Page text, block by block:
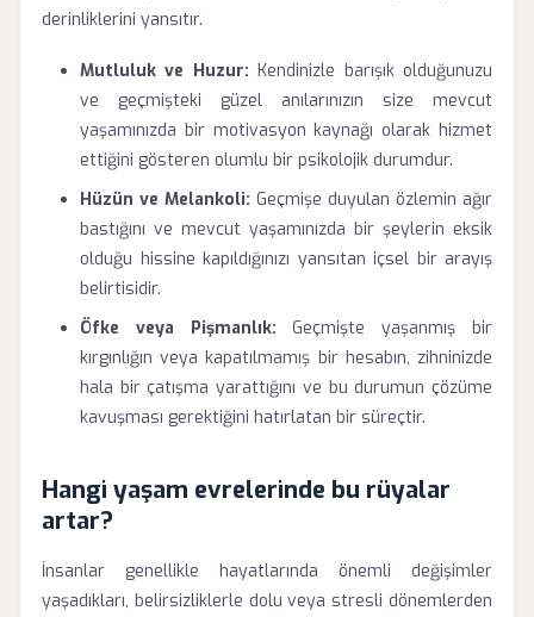
derinliklerini yansıtır.
Mutluluk ve Huzur: Kendinizle barışık olduğunuzu
ve geçmişteki güzel anılarınızın size mevcut
yaşamınızda bir motivasyon kaynağı olarak hizmet
ettiğini gösteren olumlu bir psikolojik durumdur.
Hüzün ve Melankoli: Geçmişe duyulan özlemin ağır
bastığını ve mevcut yaşamınızda bir şeylerin eksik
olduğu hissine kapıldığınızı yansıtan içsel bir arayış
belirtisidir.
Öfke veya Pişmanlık: Geçmişte yaşanmış bir
kırgınlığın veya kapatılmamış bir hesabın, zihninizde
hala bir çatışma yarattığını ve bu durumun çözüme
kavuşması gerektiğini hatırlatan bir süreçtir.
Hangi yaşam evrelerinde bu rüyalar
artar?
İnsanlar genellikle hayatlarında önemli değişimler
yaşadıkları, belirsizliklerle dolu veya stresli dönemlerden